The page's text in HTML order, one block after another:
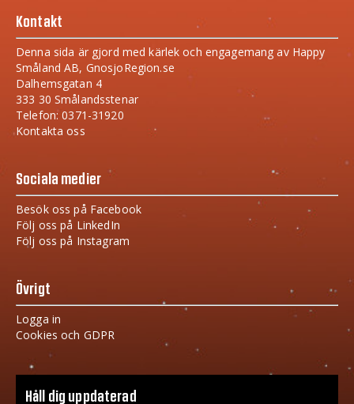
Kontakt
Denna sida är gjord med kärlek och engagemang av Happy
Småland AB, GnosjoRegion.se
Dalhemsgatan 4
333 30 Smålandsstenar
Telefon: 0371-31920
Kontakta oss
Sociala medier
Besök oss på Facebook
Följ oss på LinkedIn
Följ oss på Instagram
Övrigt
Logga in
Cookies och GDPR
Håll dig uppdaterad